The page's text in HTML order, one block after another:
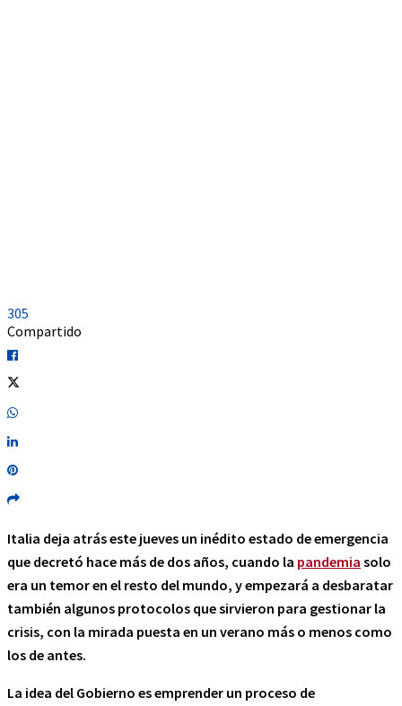
305
Compartido
Italia deja atrás este jueves un inédito estado de emergencia
que decretó hace más de dos años, cuando la pandemia solo
era un temor en el resto del mundo, y empezará a desbaratar
también algunos protocolos que sirvieron para gestionar la
crisis, con la mirada puesta en un verano más o menos como
los de antes.
La idea del Gobierno es emprender un proceso de